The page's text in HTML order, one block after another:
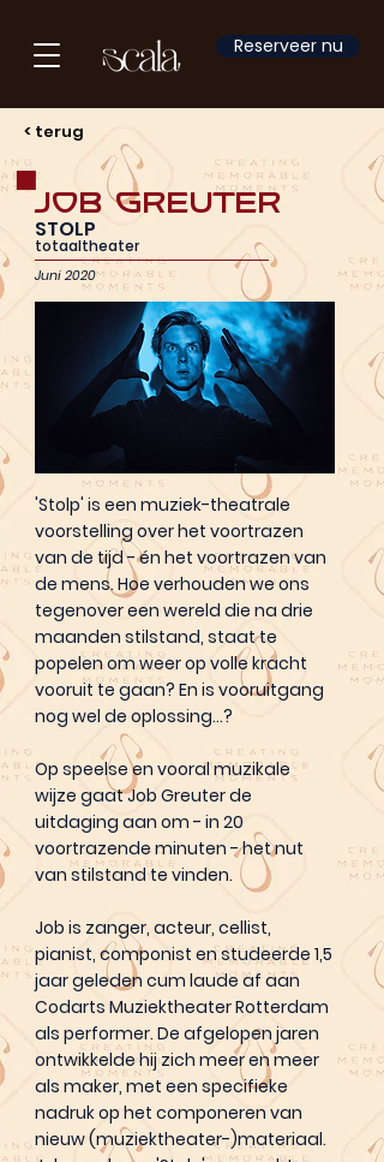
Reserveer nu
< terug
Job Greuter
STOLP
totaaltheater
Juni 2020
'Stolp' is een muziek-theatrale
voorstelling over het voortrazen
van de tijd - én het voortrazen van
de mens. Hoe verhouden we ons
tegenover een wereld die na drie
maanden stilstand, staat te
popelen om weer op volle kracht
vooruit te gaan? En is vooruitgang
nog wel de oplossing...?
Op speelse en vooral muzikale
wijze gaat Job Greuter de
uitdaging aan om - in 20
voortrazende minuten - het nut
van stilstand te vinden.
Job is zanger, acteur, cellist,
pianist, componist en studeerde 1,5
jaar geleden cum laude af aan
Codarts Muziektheater Rotterdam
als performer. De afgelopen jaren
ontwikkelde hij zich meer en meer
als maker, met een specifieke
nadruk op het componeren van
nieuw (muziektheater-)materiaal.